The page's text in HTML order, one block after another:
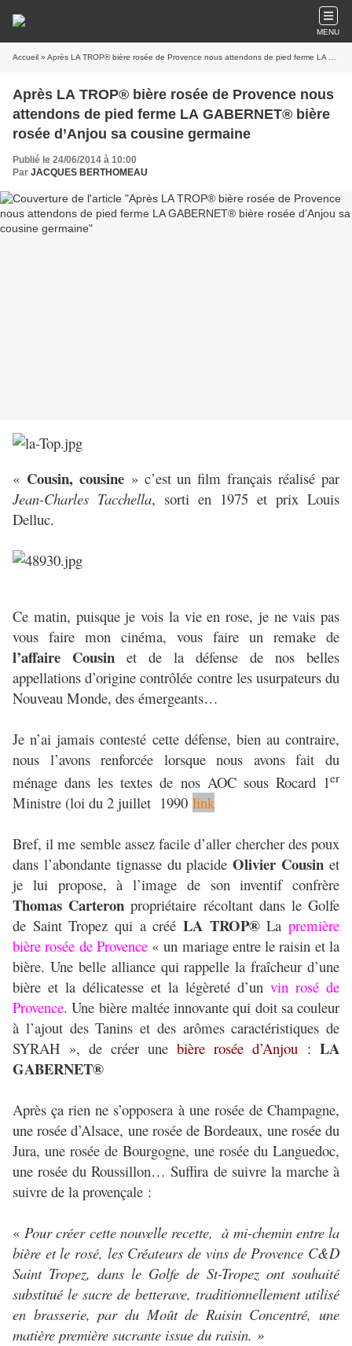
MENU
Accueil » Après LA TROP® bière rosée de Provence nous attendons de pied ferme LA GABERNET® bière rosée d’Anjou sa cousine germaine
Après LA TROP® bière rosée de Provence nous
attendons de pied ferme LA GABERNET® bière
rosée d’Anjou sa cousine germaine
Publié le 24/06/2014 à 10:00
Par JACQUES BERTHOMEAU
« Cousin, cousine» c’est un film français réalisé par
Jean-Charles Tacchella, sorti en 1975 et prix Louis
Delluc.
Ce matin, puisque je vois la vie en rose, je ne vais pas
vous faire mon cinéma, vous faire un remake de
l’affaire Cousin et de la défense de nos belles
appellations d’origine contrôlée contre les usurpateurs du
Nouveau Monde, des émergeants…
Je n’ai jamais contesté cette défense, bien au contraire,
nous l’avons renforcée lorsque nous avons fait du
ménage dans les textes de nos AOC sous Rocard 1er
Ministre (loi du 2 juillet 1990 link
Bref, il me semble assez facile d’aller chercher des poux
dans l’abondante tignasse du placideOlivier Cousin et
je lui propose, à l’image de son inventif confrère
Thomas Carteron propriétaire récoltant dans le Golfe
de Saint Tropez qui a créé LA TROP®Lapremière
bière rosée de Provence« un mariage entre le raisin et la
bière. Une belle alliance qui rappelle la fraîcheur d’une
bière et la délicatesse et la légèreté d’un vin rosé de
Provence. Une bière maltée innovante qui doit sa couleur
à l’ajout des Tanins et des arômes caractéristiques de
SYRAH », de créer une bière rosée d’Anjou : LA
GABERNET®
Après ça rien ne s’opposera à une rosée de Champagne,
une rosée d’Alsace, une rosée de Bordeaux, une rosée du
Jura, une rosée de Bourgogne, une rosée du Languedoc,
une rosée du Roussillon… Suffira de suivre la marche à
suivre de la provençale :
«Pour créer cette nouvelle recette, à mi-chemin entre la
bière et le rosé, les Créateurs de vins de Provence C&D
Saint Tropez, dans le Golfe de St-Tropez ont souhaité
substitué le sucre de betterave, traditionnellement utilisé
en brasserie, par du Moût de Raisin Concentré, une
matière première sucrante issue du raisin. »